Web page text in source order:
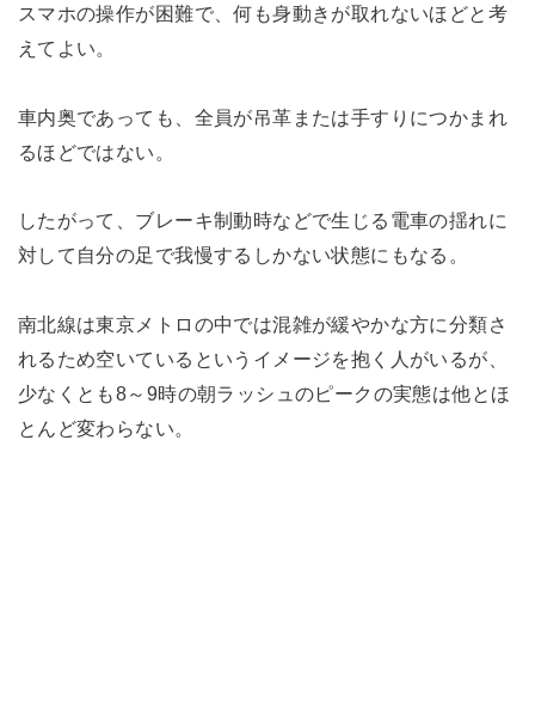
スマホの操作が困難で、何も身動きが取れないほどと考
えてよい。
車内奥であっても、全員が吊革または手すりにつかまれ
るほどではない。
したがって、ブレーキ制動時などで生じる電車の揺れに
対して自分の足で我慢するしかない状態にもなる。
南北線は東京メトロの中では混雑が緩やかな方に分類さ
れるため空いているというイメージを抱く人がいるが、
少なくとも8～9時の朝ラッシュのピークの実態は他とほ
とんど変わらない。